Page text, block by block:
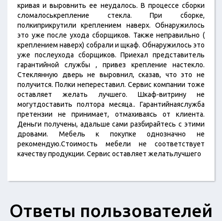
кривая и выровнить ее неудалось. В процессе сборки
сломалоськрепление стекла. При сборке,
полкиприкрутили креплением наверх. Обнаружилось
это уже после ухода сборщиков. Также неправильно (
креплением наверх) собрали и щкаф. Обнаружилось это
уже послеухода сборщиков. Приехал представитель
гарантийной службы , привез крепление настекло.
Стеклянную дверь не выровнил, сказав, что это не
получится. Полки непереставил. Сервис компании тоже
оставляет желать лучшего. Шкаф-витрину не
могутдоставить полтора месяца.. Гарантийнаяслужба
претензии не принимает, отмахиваясь от клиента.
Деньги получены, адальше сами разбирайтесь с этими
дровами. Мебель к покупке однозначно не
рекомендую.Стоимость мебели не соответствует
качеству продукции. Сервис оставляет желатьлучшего
Ответы пользователей